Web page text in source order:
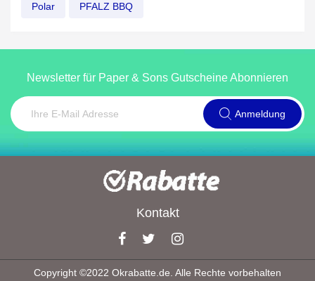
Polar PFALZ BBQ
Newsletter für Paper & Sons Gutscheine Abonnieren
Anmeldung
Kontakt
Copyright ©2022 Okrabatte.de. Alle Rechte vorbehalten